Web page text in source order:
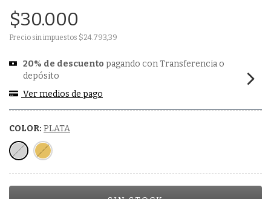
$30.000
Precio sin impuestos $24.793,39
20% de descuento pagando con Transferencia o
depósito
Ver medios de pago
COLOR: PLATA